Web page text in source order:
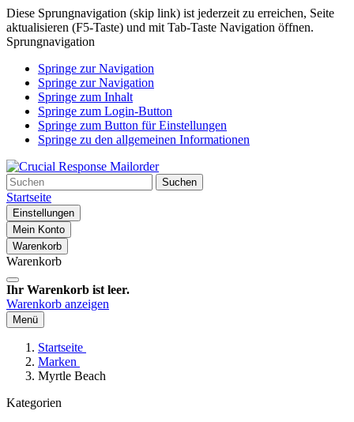
Diese Sprungnavigation (skip link) ist jederzeit zu erreichen, Seite
aktualisieren (F5-Taste) und mit Tab-Taste Navigation öffnen.
Sprungnavigation
Springe zur Navigation
Springe zur Navigation
Springe zum Inhalt
Springe zum Login-Button
Springe zum Button für Einstellungen
Springe zu den allgemeinen Informationen
Suchen
Startseite
Einstellungen
Mein Konto
Warenkorb
Warenkorb
Ihr Warenkorb ist leer.
Warenkorb anzeigen
Menü
Startseite
Marken
Myrtle Beach
Kategorien